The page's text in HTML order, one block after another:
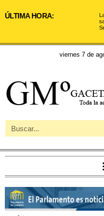
ÚLTIMA HORA:
viernes 7 de